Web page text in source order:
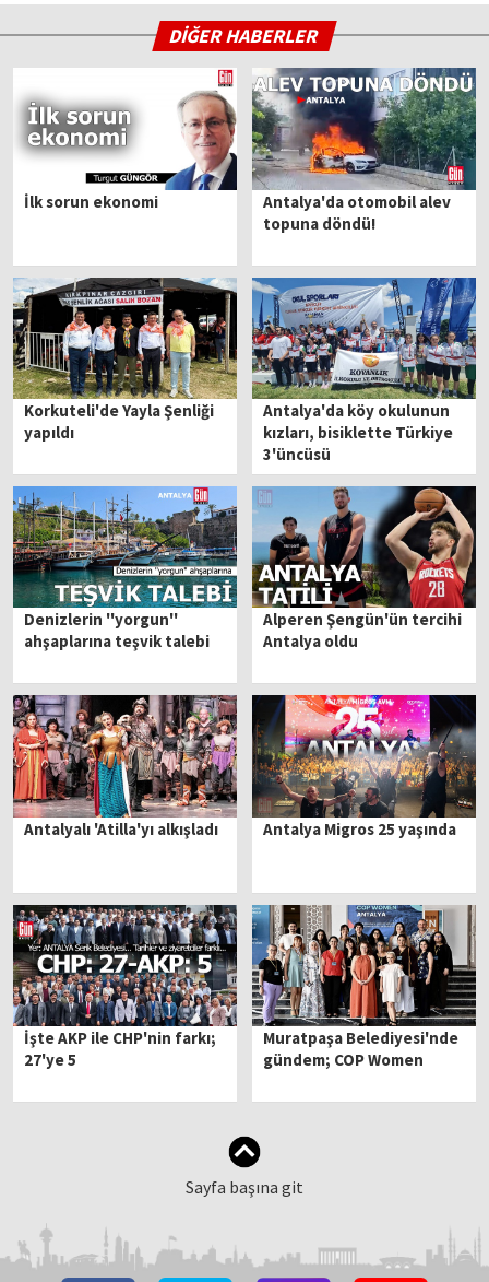
DİĞER HABERLER
İlk sorun ekonomi
Antalya'da otomobil alev
topuna döndü!
Korkuteli'de Yayla Şenliği
yapıldı
Antalya'da köy okulunun
kızları, bisiklette Türkiye
3'üncüsü
Denizlerin ''yorgun''
ahşaplarına teşvik talebi
Alperen Şengün'ün tercihi
Antalya oldu
Antalyalı 'Atilla'yı alkışladı Antalya Migros 25 yaşında
İşte AKP ile CHP'nin farkı;
27'ye 5
Muratpaşa Belediyesi'nde
gündem; COP Women
Sayfa başına git